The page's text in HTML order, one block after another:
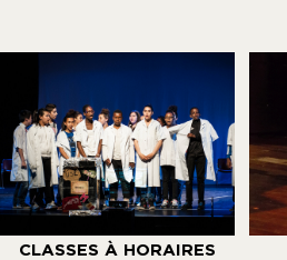
CLASSES À HORAIRES